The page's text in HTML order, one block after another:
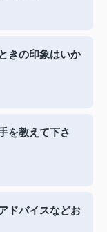
きの印象はいか
を教えて下さ
ドバイスなどお